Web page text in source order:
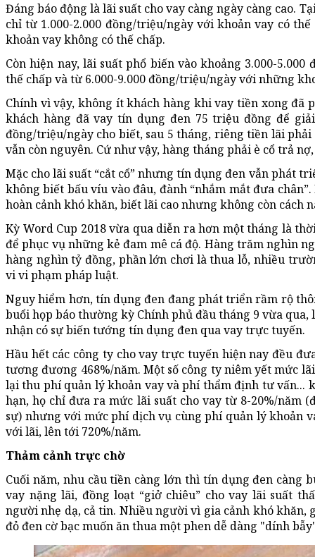
Đáng báo động là lãi suất cho vay càng ngày càng cao.
chỉ từ 1.000-2.000 đồng/triệu/ngày với khoản vay có
khoản vay không có thế chấp.
Còn hiện nay, lãi suất phổ biến vào khoảng 3.000-
thế chấp và từ 6.000-9.000 đồng/triệu/ngày với những
Chính vì vậy, không ít khách hàng khi vay tiền xong đã
khách hàng đã vay tín dụng đen 75 triệu đồng để
đồng/triệu/ngày cho biết, sau 5 tháng, riêng tiền lãi
vẫn còn nguyên. Cứ như vậy, hàng tháng phải è cổ trả
Mặc cho lãi suất “cắt cổ” nhưng tín dụng đen vẫn phát
không biết bấu víu vào đâu, đành “nhắm mắt đưa
hoàn cảnh khó khăn, biết lãi cao nhưng không còn cách
Kỳ Word Cup 2018 vừa qua diễn ra hơn một tháng là
để phục vụ những kẻ đam mê cá độ. Hàng trăm nghìn
hàng nghìn tỷ đồng, phần lớn chơi là thua lỗ, nhiều
vi vi phạm pháp luật.
Nguy hiểm hơn, tín dụng đen đang phát triển rầm rộ
buổi họp báo thường kỳ Chính phủ đầu tháng 9 vừa
nhận có sự biến tướng tín dụng đen qua vay trực tuyến.
Hầu hết các công ty cho vay trực tuyến hiện nay đều
tương đương 468%/năm. Một số công ty niêm yết mức
lại thu phí quản lý khoản vay và phí thẩm định tư vấn...
hạn, họ chỉ đưa ra mức lãi suất cho vay từ 8-20%/năm
sự) nhưng với mức phí dịch vụ cùng phí quản lý khoản
với lãi, lên tới 720%/năm.
Thảm cảnh trực chờ
Cuối năm, nhu cầu tiền càng lớn thì tín dụng đen càng
vay nặng lãi, đồng loạt “giở chiêu” cho vay lãi suất
người nhẹ dạ, cả tin. Nhiều người vì gia cảnh khó khăn,
đỏ đen cờ bạc muốn ăn thua một phen dễ dàng "dính